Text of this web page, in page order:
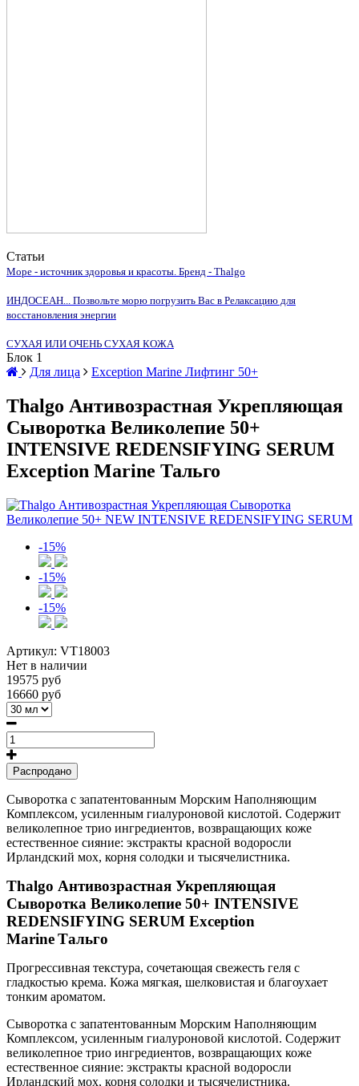
Статьи
Море - источник здоровья и красоты. Бренд - Thalgo
ИНДОСЕАН... Позвольте морю погрузить Вас в Релаксацию для
восстановления энергии
СУХАЯ ИЛИ ОЧЕНЬ СУХАЯ КОЖА
Блок 1
Для лица
Exception Marine Лифтинг 50+
Thalgo Антивозрастная Укрепляющая
Сыворотка Великолепие 50+
INTENSIVE REDENSIFYING SERUM
Exception Marine Тальго
-15%
-15%
-15%
Артикул: VT18003
Нет в наличии
19575 руб
16660 руб
Распродано
Сыворотка с запатентованным Морским Наполняющим
Комплексом, усиленным гиалуроновой кислотой. Содержит
великолепное трио ингредиентов, возвращающих коже
естественное сияние: экстракты красной водоросли
Ирландский мох, корня солодки и тысячелистника.
Thalgo Антивозрастная Укрепляющая
Сыворотка Великолепие 50+ INTENSIVE
REDENSIFYING SERUM Exception
MarineТальго
Прогрессивная текстура, сочетающая свежесть геля с
гладкостью крема. Кожа мягкая, шелковистая и благоухает
тонким ароматом.
Сыворотка с запатентованным Морским Наполняющим
Комплексом, усиленным гиалуроновой кислотой. Содержит
великолепное трио ингредиентов, возвращающих коже
естественное сияние: экстракты красной водоросли
Ирландский мох, корня солодки и тысячелистника.